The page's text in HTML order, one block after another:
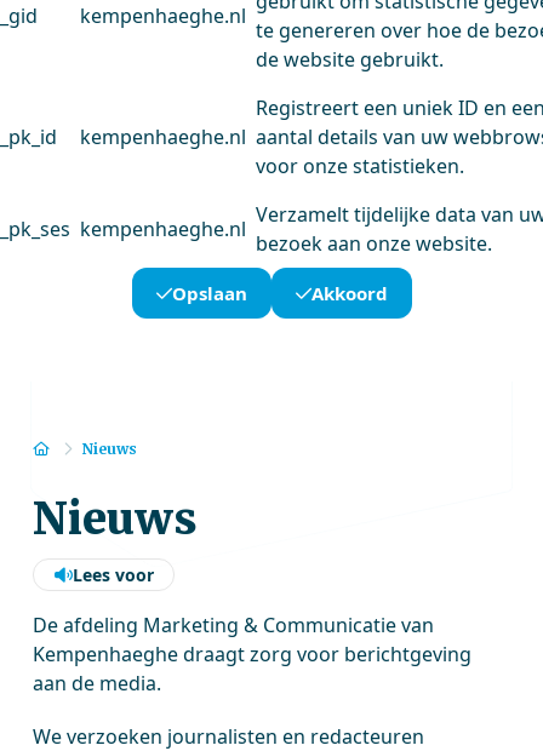
_gid kempenhaeghe.nl
te genereren over hoe de
de website gebruikt.
_pk_id kempenhaeghe.nl
Registreert een uniek ID en
aantal details van uw
voor onze statistieken.
_pk_ses kempenhaeghe.nl
Verzamelt tijdelijke data van
bezoek aan onze website.
Opslaan Akkoord
HomeNieuws
Nieuws
Lees voor
De afdeling Marketing & Communicatie van
Kempenhaeghe draagt zorg voor berichtgeving
aan de media.
We verzoeken journalisten en redacteuren